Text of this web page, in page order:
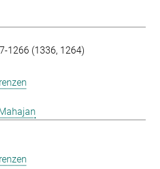
1266 (1336, 1264)